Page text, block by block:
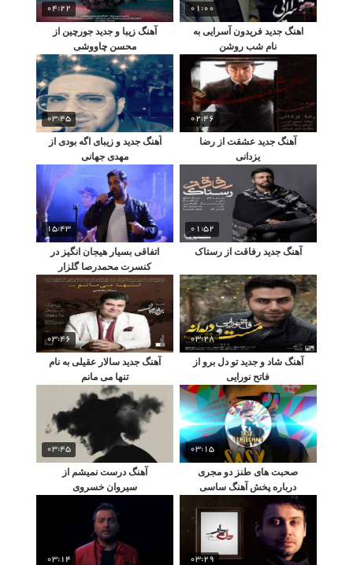
01:00
اهنگ جدید فریدون آسرایی به
نام شب روشن
04:22
آهنگ زیبا و جدید جورچین از
محسن چاووشی
02:46
آهنگ جدید عشقت از رضا
یزدانی
03:45
آهنگ جدید و زیبای اگه بودی از
مهدی جهانی
01:52
آهنگ جدید رفاقت از رستاک
15:43
اتفاقی بسیار هیجان انگیز در
کنسرت محمدرصا گلزار
03:28
آهنگ شاد و جدید تو دل برو از
فاتح نورایی
03:46
آهنگ جدید سالار عقیلی به نام
تنها می مانم
03:15
صحبت های طنز دو مجری
درباره پخش آهنگ ساسی
مانکن در مدارس!
03:45
آهنگ درست نمیشم از
سیروان خسروی
03:29
03:14